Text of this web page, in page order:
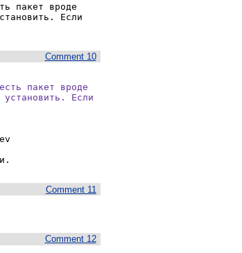
пакет вроде
Если
Comment 10
пакет вроде
Если
Comment 11
Comment 12